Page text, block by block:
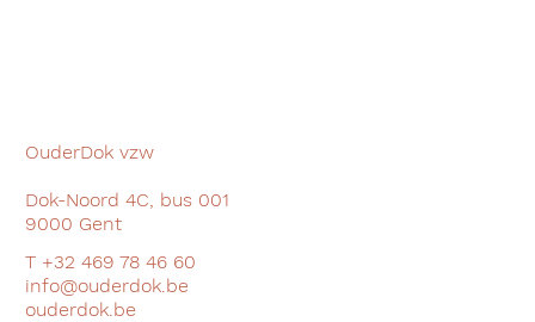
OuderDok vzw
Dok-Noord 4C, bus 001
9000 Gent
T +32 469 78 46 60
info@ouderdok.be
ouderdok.be